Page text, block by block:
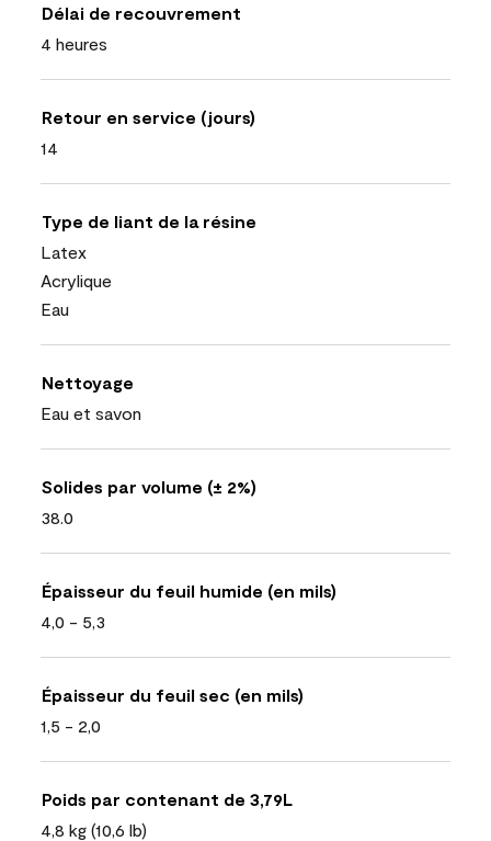
Délai de recouvrement
4 heures
Retour en service (jours)
14
Type de liant de la résine
Latex
Acrylique
Eau
Nettoyage
Eau et savon
Solides par volume (± 2%)
38.0
Épaisseur du feuil humide (en mils)
4,0 - 5,3
Épaisseur du feuil sec (en mils)
1,5 - 2,0
Poids par contenant de 3,79L
4,8 kg (10,6 lb)